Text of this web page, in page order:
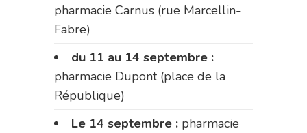
pharmacie Carnus (rue Marcellin-
Fabre)
du 11 au 14 septembre :
pharmacie Dupont (place de la
République)
Le 14 septembre : pharmacie